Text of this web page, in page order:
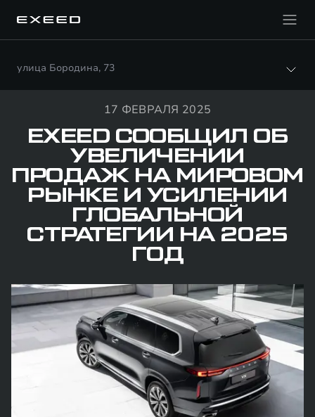
улица Бородина, 73
17 ФЕВРАЛЯ 2025
EXEED СООБЩИЛ ОБ
УВЕЛИЧЕНИИ
ПРОДАЖ НА МИРОВОМ
РЫНКЕ И УСИЛЕНИИ
ГЛОБАЛЬНОЙ
СТРАТЕГИИ НА 2025
ГОД